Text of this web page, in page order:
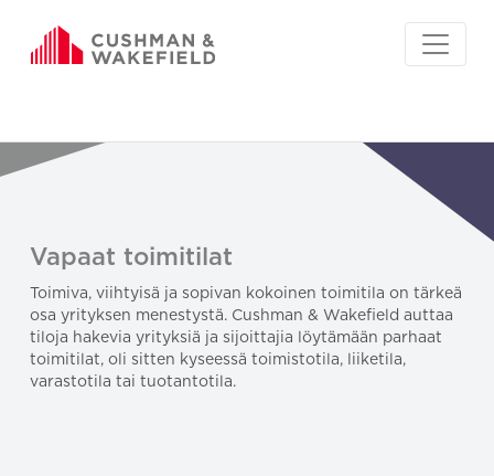
Vapaat toimitilat
Toimiva, viihtyisä ja sopivan kokoinen toimitila on tärkeä
osa yrityksen menestystä. Cushman & Wakefield auttaa
tiloja hakevia yrityksiä ja sijoittajia löytämään parhaat
toimitilat, oli sitten kyseessä toimistotila, liiketila,
varastotila tai tuotantotila.